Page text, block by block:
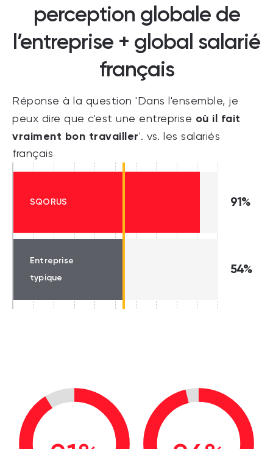
perception globale de
l’entreprise + global salarié
français
Réponse à la question 'Dans l'ensemble, je
peux dire que c'est une entreprise où il fait
vraiment bon travailler'. vs. les salariés
français
SQORUS 91%
Entreprise
typique
54%